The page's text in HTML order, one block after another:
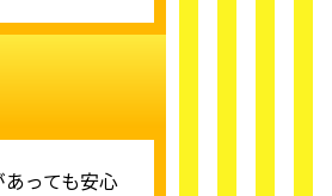
っても安心